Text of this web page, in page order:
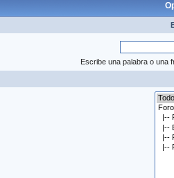
Escribe una palabra o una